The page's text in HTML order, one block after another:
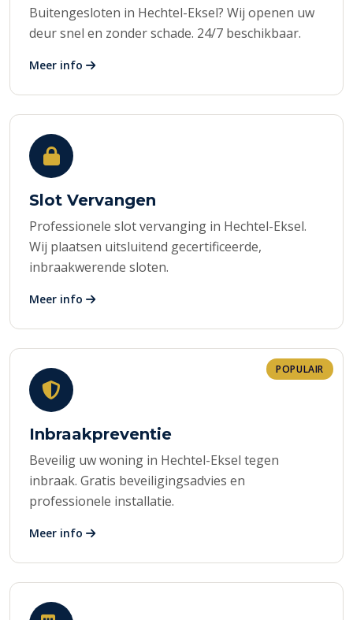
Buitengesloten in Hechtel-Eksel? Wij openen uw
deur snel en zonder schade. 24/7 beschikbaar.
Meer info
Slot Vervangen
Professionele slot vervanging in Hechtel-Eksel.
Wij plaatsen uitsluitend gecertificeerde,
inbraakwerende sloten.
Meer info
POPULAIR
Inbraakpreventie
Beveilig uw woning in Hechtel-Eksel tegen
inbraak. Gratis beveiligingsadvies en
professionele installatie.
Meer info